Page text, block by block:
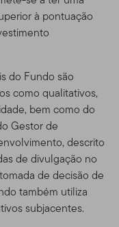
à pontuação
do Fundo são
como qualitativos,
bem como do
Gestor de
descrito
de divulgação no
de decisão de
também utiliza
subjacentes.